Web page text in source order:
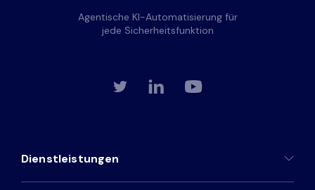
Agentische KI-Automatisierung für
jede Sicherheitsfunktion
Dienstleistungen